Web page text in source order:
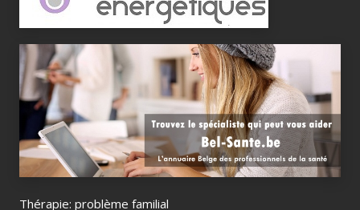
Thérapie: problème familial